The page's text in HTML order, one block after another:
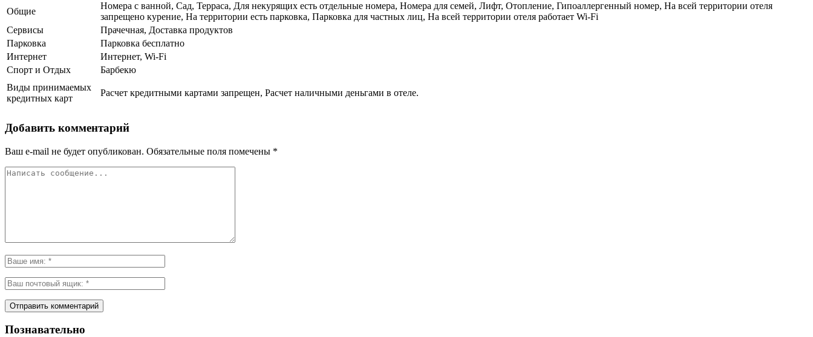
Общие
Номера с ванной, Сад, Терраса, Для некурящих есть отдельные номера, Номера для семей, Лифт, Отопление, Гипоаллергенный номер, На всей территории отеля
запрещено курение, На территории есть парковка, Парковка для частных лиц, На всей территории отеля работает Wi-Fi
Сервисы
Прачечная, Доставка продуктов
Парковка
Парковка бесплатно
Интернет
Интернет, Wi-Fi
Спорт и Отдых
Барбекю
Виды принимаемых
кредитных карт
Расчет кредитными картами запрещен, Расчет наличными деньгами в отеле.
Добавить комментарий
Ваш e-mail не будет опубликован. Обязательные поля помечены *
Познавательно